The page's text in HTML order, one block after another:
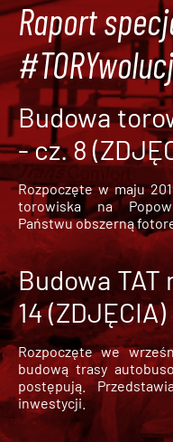
Raport
Budowa
- cz. 8
Rozpoczęte w maju
torowiska na
Państwu obszerną
Budowa TAT
14 (ZDJĘCIA)
Rozpoczęte we
budową trasy
postępują.
inwestycji.